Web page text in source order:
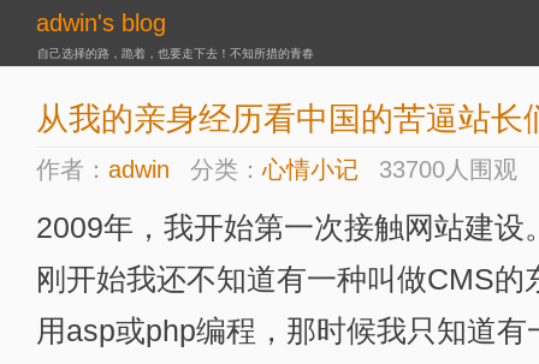
adwin's blog
自己选择的路，跪着，也要走下去！不知所措的青春
从我的亲身经历看中国的苦逼站长
作者： adwin 分类：心情小记 33700人围观
2009年，我开始第一次接触网站建设
刚开始我还不知道有一种叫做CMS的
用asp或php编程，那时候我只知道